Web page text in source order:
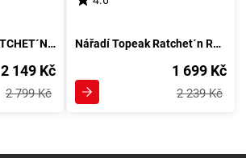
TOPEAK nářadí RATCHET´N ROLL PRO
2 149 Kč
2 799 Kč
Nářadí Topeak Ratchet´n Roll EX
1 699 Kč
2 239 Kč